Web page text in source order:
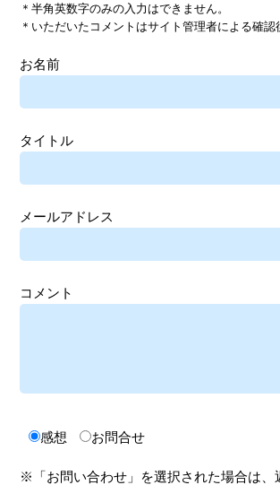
＊半角英数字のみの入力はできません。
＊いただいたコメントはサイト管理者による確認
お名前
タイトル
メールアドレス
コメント
感想 お問合せ
※「お問い合わせ」を選択された場合は、